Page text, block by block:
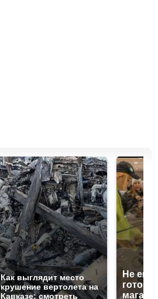
Как выглядит место
крушение вертолета на
Кавказе: смотреть
Не